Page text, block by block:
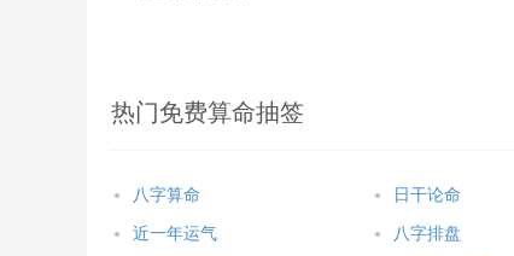
热门免费算命抽签
八字算命 日干论命
近一年运气 八字排盘